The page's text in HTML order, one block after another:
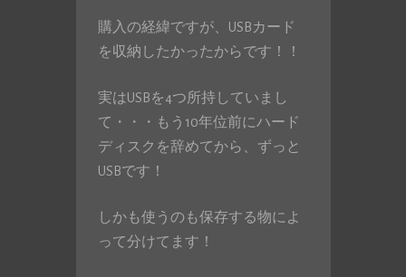
購入の経緯ですが、USBカード
を収納したかったからです！！
実はUSBを4つ所持していまし
て・・・もう10年位前にハード
ディスクを辞めてから、ずっと
USBです！
しかも使うのも保存する物によ
って分けてます！